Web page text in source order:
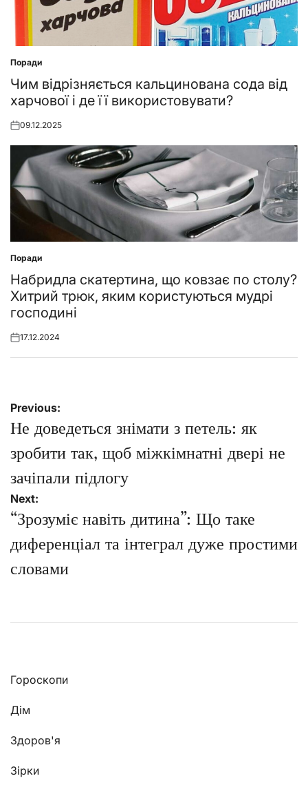
Posted
in
Поради
Чим відрізняється кальцинована сода від
харчової і де її використовувати?
Posted
09.12.2025
Posted
in
Поради
Набридла скатертина, що ковзає по столу?
Хитрий трюк, яким користуються мудрі
господині
Posted
17.12.2024
Навігація
записів
Previous:
Не доведеться знімати з петель: як
зробити так, щоб міжкімнатні двері не
зачіпали підлогу
Next:
“Зрозуміє навіть дитина”: Що таке
диференціал та інтеграл дуже простими
словами
Гороскопи
Дім
Здоров'я
Зірки